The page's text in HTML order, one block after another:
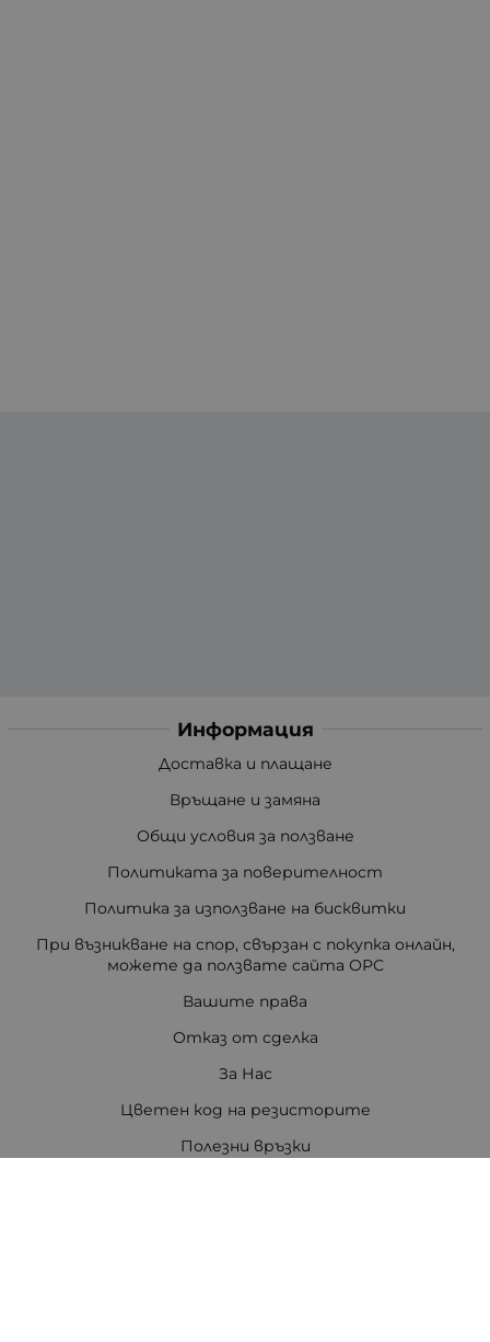
Информация
Доставка и плащане
Връщане и замяна
Общи условия за ползване
Политиката за поверителност
Политика за използване на бисквитки
При възникване на спор, свързан с покупка онлайн,
можете да ползвате сайта ОРС
Вашите права
Отказ от сделка
За Нас
Цветен код на резисторите
Полезни връзки